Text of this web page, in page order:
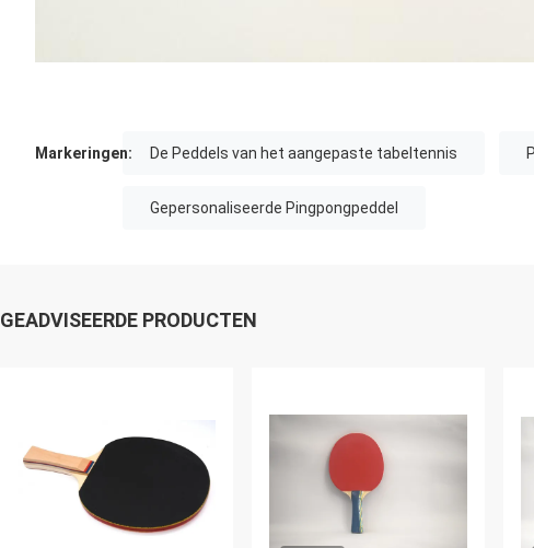
Markeringen: De Peddels van het aangepaste tabeltennis
Gepersonaliseerde Pingpongpeddel
GEADVISEERDE PRODUCTEN